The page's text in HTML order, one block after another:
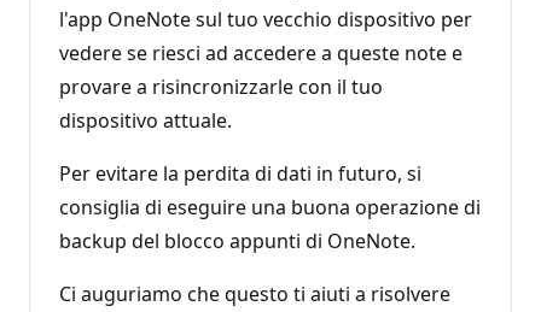
l'app OneNote sul tuo vecchio dispositivo per
vedere se riesci ad accedere a queste note e
provare a risincronizzarle con il tuo
dispositivo attuale.
Per evitare la perdita di dati in futuro, si
consiglia di eseguire una buona operazione di
backup del blocco appunti di OneNote.
Ci auguriamo che questo ti aiuti a risolvere